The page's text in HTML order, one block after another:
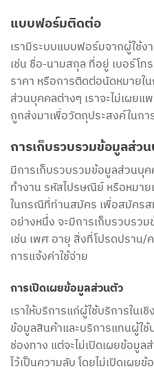
แบบฟอร์มติดต่อ
เรามีระบบแบบฟอร์มจากผู้ใช้ง
เช่น ชื่อ-นามสกุล ที่อยู่ เบอร์โท
ราคา หรือการติดต่อนัดหมายใน
ส่วนบุคคลต่างๆ เราจะไม่เผยแ
ถูกส่งมาเพื่อวัตถุประสงค์ในกา
การเก็บรวบรวมข้อมูลส่ว
มีการเก็บรวบรวมข้อมูลส่วนบุ
ทำงาน รหัสไปรษณีย์ หรือหมาย
ในกรณีที่ท่านสมัคร เพื่อสมัครส
อย่างหนึ่ง จะมีการเก็บรวบรว
เช่น เพศ อายุ สิ่งที่โปรดปราน/
การแจ้งค่าใช้จ่าย
การเปิดเผยข้อมูลส่วนตัว
เราให้บริการแก่ผู้ใช้บริการใน
ข้อมูลสินค้าและบริการแทนผู้ใ
ช่องทาง แต่จะไม่เปิดเผยข้อมู
ไว้เป็นความลับ โดยไม่เปิดเผย